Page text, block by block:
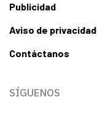
Publicidad
Aviso de privacidad
Contáctanos
SÍGUENOS